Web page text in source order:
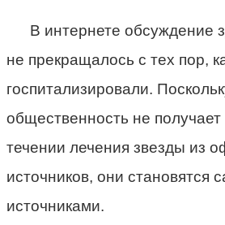
В интернете обсуждение
не прекращалось с тех пор,
госпитализировали.
общественность не
течении лечения звезды из
источников, они становятся
источниками.